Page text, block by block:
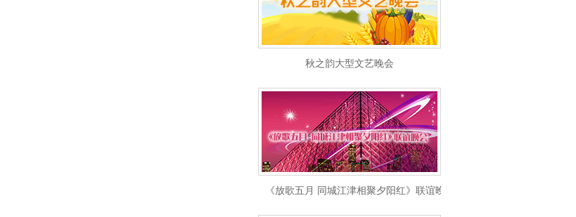
秋之韵大型文艺晚会
《放歌五月 同城江津相聚夕阳红》联谊晚会